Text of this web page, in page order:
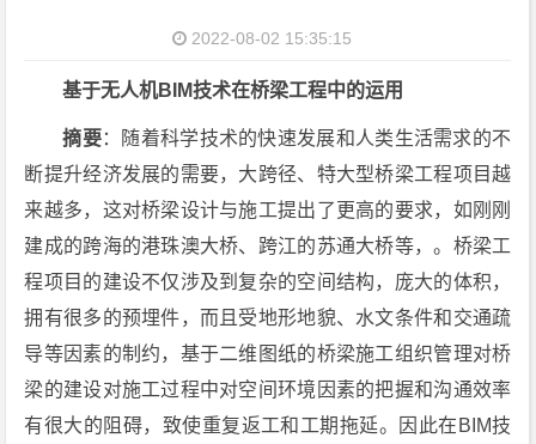
2022-08-02 15:35:15
基于无人机BIM技术在桥梁工程中的运用
摘要：随着科学技术的快速发展和人类生活需求的不
断提升经济发展的需要，大跨径、特大型桥梁工程项目越
来越多，这对桥梁设计与施工提出了更高的要求，如刚刚
建成的跨海的港珠澳大桥、跨江的苏通大桥等，。桥梁工
程项目的建设不仅涉及到复杂的空间结构，庞大的体积，
拥有很多的预埋件，而且受地形地貌、水文条件和交通疏
导等因素的制约，基于二维图纸的桥梁施工组织管理对桥
梁的建设对施工过程中对空间环境因素的把握和沟通效率
有很大的阻碍，致使重复返工和工期拖延。因此在BIM技